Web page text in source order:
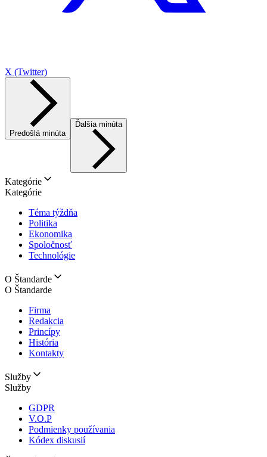
X (Twitter)
Predošlá minúta
Ďalšia minúta
Kategórie
Kategórie
Téma týždňa
Politika
Ekonomika
Spoločnosť
Technológie
O Štandarde
O Štandarde
Firma
Redakcia
Princípy
História
Kontakty
Služby
Služby
GDPR
V.O.P
Podmienky používania
Kódex diskusií